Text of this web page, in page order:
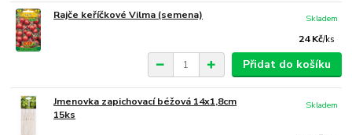
Rajče keříčkové Vilma (semena)
24 Kč/ks
Skladem
Přidat do košíku
Jmenovka zapichovací béžová 14x1,8cm
15ks
Skladem